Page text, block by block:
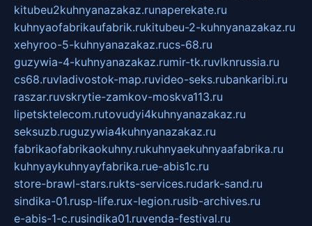
kitubeu2kuhnyanazakaz.runaperekate.ru
kuhnyaofabrikaufabrik.rukitubeu-2-kuhnyanazakaz.ru
xehyroo-5-kuhnyanazakaz.rucs-68.ru
guzywia-4-kuhnyanazakaz.rumir-tk.ruvlknrussia.ru
cs68.ruvladivostok-map.ruvideo-seks.rubankaribi.ru
raszar.ruvskrytie-zamkov-moskva113.ru
lipetsktelecom.rutovudyi4kuhnyanazakaz.ru
seksuzb.ruguzywia4kuhnyanazakaz.ru
fabrikaofabrikaokuhny.rukuhnyaekuhnyaafabrika.ru
kuhnyaykuhnyayfabrika.rue-abis1c.ru
store-brawl-stars.rukts-services.rudark-sand.ru
sindika-01.rusp-life.rux-legion.rusib-archives.ru
e-abis-1-c.rusindika01.ruvenda-festival.ru